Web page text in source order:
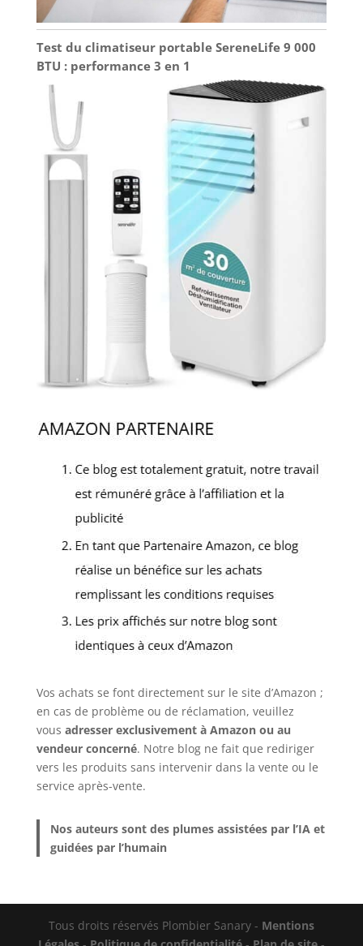
Test du climatiseur portable SereneLife 9 000
BTU : performance 3 en 1
Vos achats se font directement sur le site d’Amazon ;
en cas de problème ou de réclamation, veuillez
vous adresser exclusivement à Amazon ou au
vendeur concerné. Notre blog ne fait que rediriger
vers les produits sans intervenir dans la vente ou le
service après-vente.
Nos auteurs sont des plumes assistées par l’IA et
guidées par l’humain
Tous droits réservés Plombier Sanary - Mentions